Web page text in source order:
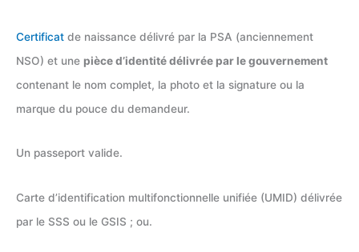
Certificat de naissance délivré par la PSA (anciennement
NSO) et une pièce d’identité délivrée par le gouvernement
contenant le nom complet, la photo et la signature ou la
marque du pouce du demandeur.
Un passeport valide.
Carte d’identification multifonctionnelle unifiée (UMID) délivrée
par le SSS ou le GSIS ; ou.